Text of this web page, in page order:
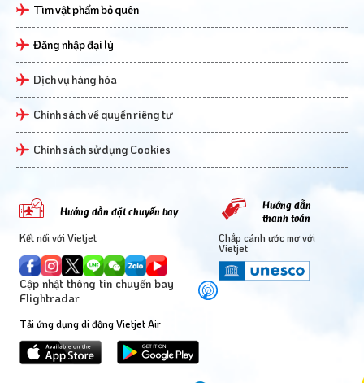
Tìm vật phẩm bỏ quên
Đăng nhập đại lý
Dịch vụ hàng hóa
Chính sách về quyền riêng tư
Chính sách sử dụng Cookies
Hướng dẫn đặt chuyến bay
Hướng dẫn
thanh toán
Kết nối với Vietjet
Cập nhật thông tin chuyến bay
Flightradar
Chắp cánh ước mơ với
Vietjet
Tải ứng dụng di động Vietjet Air